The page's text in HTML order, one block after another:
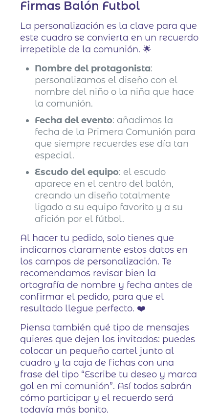
Firmas Balón Futbol
La personalización es la clave para que
este cuadro se convierta en un recuerdo
irrepetible de la comunión. 🌟
Nombre del protagonista:
personalizamos el diseño con el
nombre del niño o la niña que hace
la comunión.
Fecha del evento: añadimos la
fecha de la Primera Comunión para
que siempre recuerdes ese día tan
especial.
Escudo del equipo: el escudo
aparece en el centro del balón,
creando un diseño totalmente
ligado a su equipo favorito y a su
afición por el fútbol.
Al hacer tu pedido, solo tienes que
indicarnos claramente estos datos en
los campos de personalización. Te
recomendamos revisar bien la
ortografía de nombre y fecha antes de
confirmar el pedido, para que el
resultado llegue perfecto. ❤️
Piensa también qué tipo de mensajes
quieres que dejen los invitados: puedes
colocar un pequeño cartel junto al
cuadro y la caja de fichas con una
frase del tipo “Escribe tu deseo y marca
gol en mi comunión”. Así todos sabrán
cómo participar y el recuerdo será
todavía más bonito.